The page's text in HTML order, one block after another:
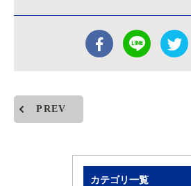
PREV
カテゴリ一覧